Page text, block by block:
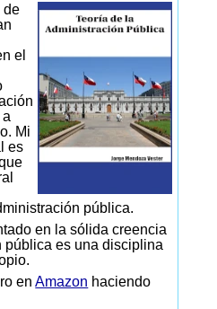
de
el
Mi
es
pública.
en la sólida creencia
pública es una disciplina
enAmazon haciendo